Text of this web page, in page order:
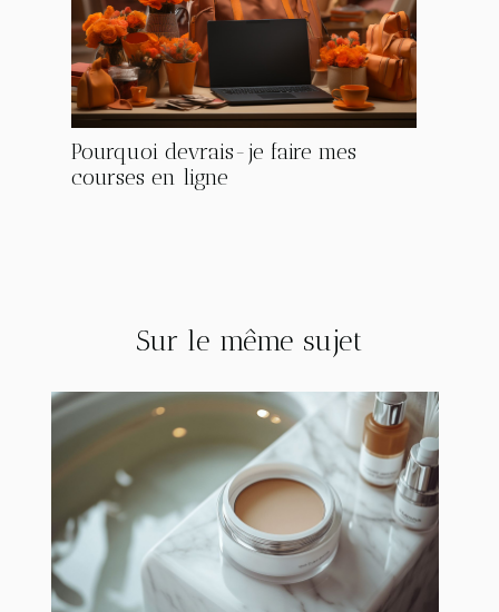
Pourquoi devrais-je faire mes
courses en ligne
Sur le même sujet